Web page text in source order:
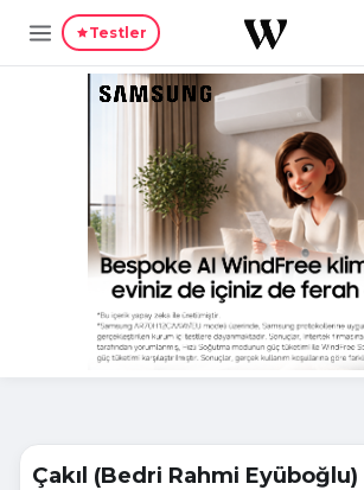
Testler
Çakıl (Bedri Rahmi Eyüboğlu)